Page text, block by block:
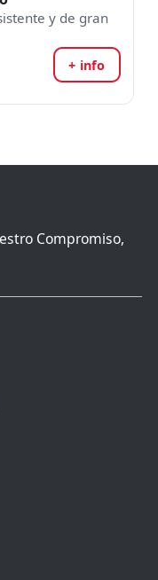
y de gran
+ info
Compromiso,